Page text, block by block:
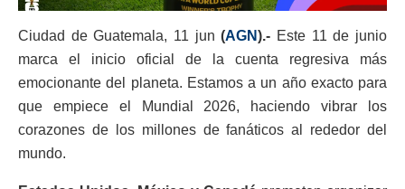
Ciudad de Guatemala, 11 jun (AGN).- Este 11 de junio
marca el inicio oficial de la cuenta regresiva más
emocionante del planeta. Estamos a un año exacto para
que empiece el Mundial 2026, haciendo vibrar los
corazones de los millones de fanáticos al rededor del
mundo.